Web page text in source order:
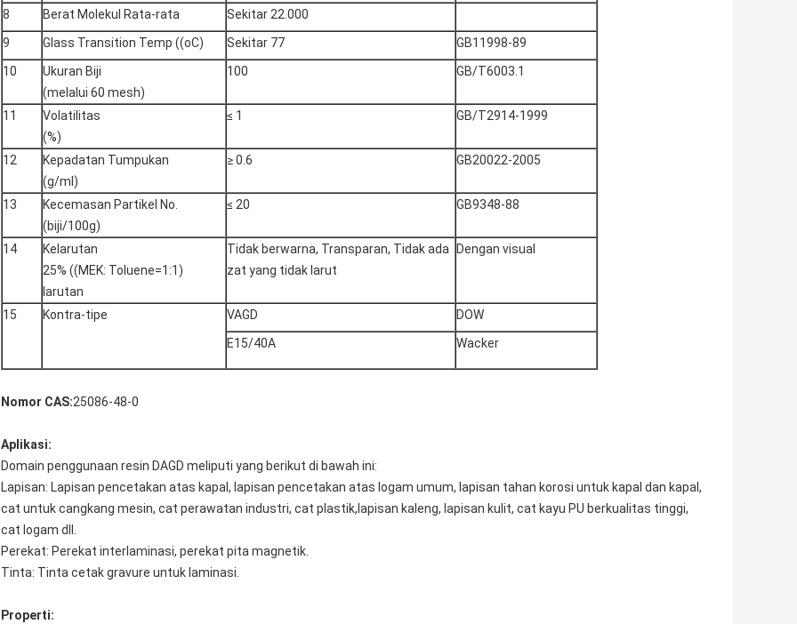
8 Berat Molekul Rata-rata
Sekitar 22.000
9
Glass Transition Temp ((oC) Sekitar 77
GB11998-89
10
Ukuran Biji
(melalui 60 mesh)
100 GB/T6003.1
11
Volatilitas
(%)
≤ 1 GB/T2914-1999
12
Kepadatan Tumpukan
(g/ml)
≥ 0.6 GB20022-2005
13
Kecemasan Partikel No.
(biji/100g)
≤ 20 GB9348-88
14
Kelarutan
25% ((MEK: Toluene=1:1)
larutan
Tidak berwarna, Transparan, Tidak ada
zat yang tidak larut
Dengan visual
15 Kontra-tipe VAGD
DOW
E15/40A
Wacker
Nomor CAS:25086-48-0
Aplikasi:
Domain penggunaan resin DAGD meliputi yang berikut di bawah ini:
Lapisan: Lapisan pencetakan atas kapal, lapisan pencetakan atas logam umum, lapisan tahan korosi untuk kapal dan kapal,
cat untuk cangkang mesin, cat perawatan industri, cat plastik,lapisan kaleng, lapisan kulit, cat kayu PU berkualitas tinggi,
cat logam dll.
Perekat: Perekat interlaminasi, perekat pita magnetik.
Tinta: Tinta cetak gravure untuk laminasi.
Properti: